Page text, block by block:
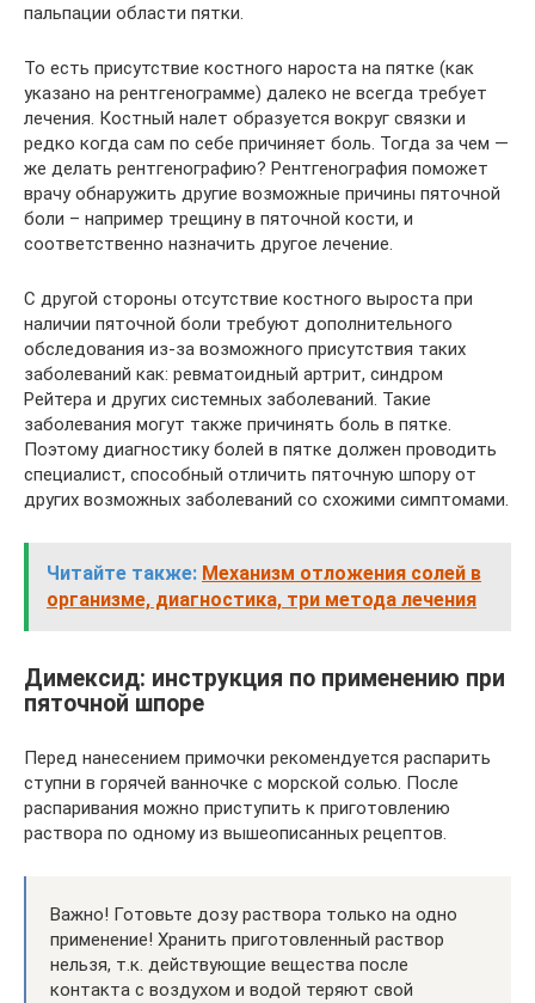
пальпации области пятки.
То есть присутствие костного нароста на пятке (как
указано на рентгенограмме) далеко не всегда требует
лечения. Костный налет образуется вокруг связки и
редко когда сам по себе причиняет боль. Тогда за чем —
же делать рентгенографию? Рентгенография поможет
врачу обнаружить другие возможные причины пяточной
боли – например трещину в пяточной кости, и
соответственно назначить другое лечение.
С другой стороны отсутствие костного выроста при
наличии пяточной боли требуют дополнительного
обследования из-за возможного присутствия таких
заболеваний как: ревматоидный артрит, синдром
Рейтера и других системных заболеваний. Такие
заболевания могут также причинять боль в пятке.
Поэтому диагностику болей в пятке должен проводить
специалист, способный отличить пяточную шпору от
других возможных заболеваний со схожими симптомами.
Читайте также: Механизм отложения солей в
организме, диагностика, три метода лечения
Димексид: инструкция по применению при
пяточной шпоре
Перед нанесением примочки рекомендуется распарить
ступни в горячей ванночке с морской солью. После
распаривания можно приступить к приготовлению
раствора по одному из вышеописанных рецептов.
Важно! Готовьте дозу раствора только на одно
применение! Хранить приготовленный раствор
нельзя, т.к. действующие вещества после
контакта с воздухом и водой теряют свой